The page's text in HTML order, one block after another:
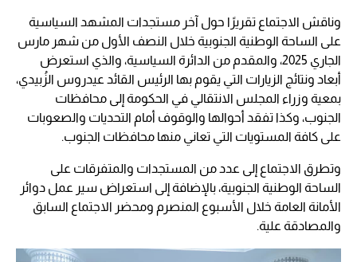
وناقش الاجتماع تقريرًا حول آخر مستجدات المشهد السياسية
على الساحة الوطنية الجنوبية خلال النصف الأول من شهر مارس
الجاري 2025، والمقدم من الدائرة السياسية، والذي استعرض
أبعاد ونتائج الزيارات التي يقوم بها الرئيس القائد عيدروس الزُبيدي،
بمعية وزراء المجلس الانتقالي في الحكومة إلى محافظات
الجنوب، وكذا تفقد أحوالها والوقوف أمام التحديات والصعوبات
على كافة المستويات التي تعاني منها محافظات الجنوب.
وتطرق الاجتماع إلى عدد من المستجدات والمتفرقات على
الساحة الوطنية الجنوبية، بالإضافة إلى استعراض سير عمل دوائر
الأمانة العامة خلال الأسبوع المنصرم ومحضر الاجتماع السابق
والمصادقة علية.